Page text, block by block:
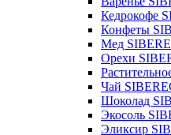
Кедрокофе
Конфеты
Мед
Орехи
Чай
Шоколад
Экосоль
Эликсир